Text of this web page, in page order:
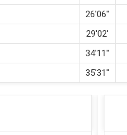
26'06''
29'02'
34'11''
35'31''